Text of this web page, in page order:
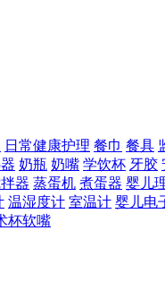
日常健康护理 餐巾 餐具
奶瓶 奶嘴 学饮杯 牙胶
器 蒸蛋机 煮蛋器 婴儿
温湿度计 室温计 婴儿电
杯软嘴